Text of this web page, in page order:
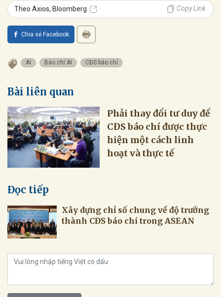
Theo Axios, Bloomberg Copy Link
Chia sẻ Facebook
AI Báo chí AI CĐS báo chí
Bài liên quan
Phải thay đổi tư duy để
CĐS báo chí được thực
hiện một cách linh
hoạt và thực tế
Đọc tiếp
Xây dựng chỉ số chung về độ trưởng
thành CĐS báo chí trong ASEAN